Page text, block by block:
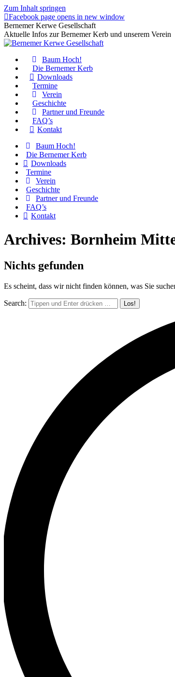
Zum Inhalt springen
Facebook page opens in new window
Bernemer Kerwe Gesellschaft
Aktuelle Infos zur Bernemer Kerb und unserem Verein
Baum Hoch!
Die Bernemer Kerb
Downloads
Termine
Verein
Geschichte
Partner und Freunde
FAQ’s
Kontakt
Baum Hoch!
Die Bernemer Kerb
Downloads
Termine
Verein
Geschichte
Partner und Freunde
FAQ’s
Kontakt
Archives: Bornheim
Nichts gefunden
Es scheint, dass wir nicht finden können, was Sie
Search: